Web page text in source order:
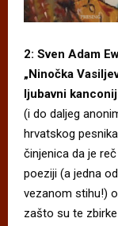
2: Sven Adam
„Ninočka
ljubavni
(i do daljeg
hrvatskog
činjenica da je
poeziji (a jedna
vezanom stihu!)
zašto su te zbirke